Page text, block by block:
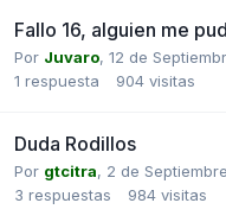
Fallo 16, alguien me
Por Juvaro, 12 de
1 respuesta 904 visitas
Duda Rodillos
Por gtcitra, 2 de
3 respuestas 984 visitas